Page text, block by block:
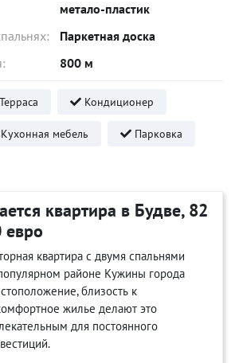
метало-пластик
Паркетная доска
800 м
Терраса Кондиционер
Кухонная мебель Парковка
квартира в Будве, 82
квартира с двумя спальнями
районе Кужины города
близость к
жилье делают это
для постоянного